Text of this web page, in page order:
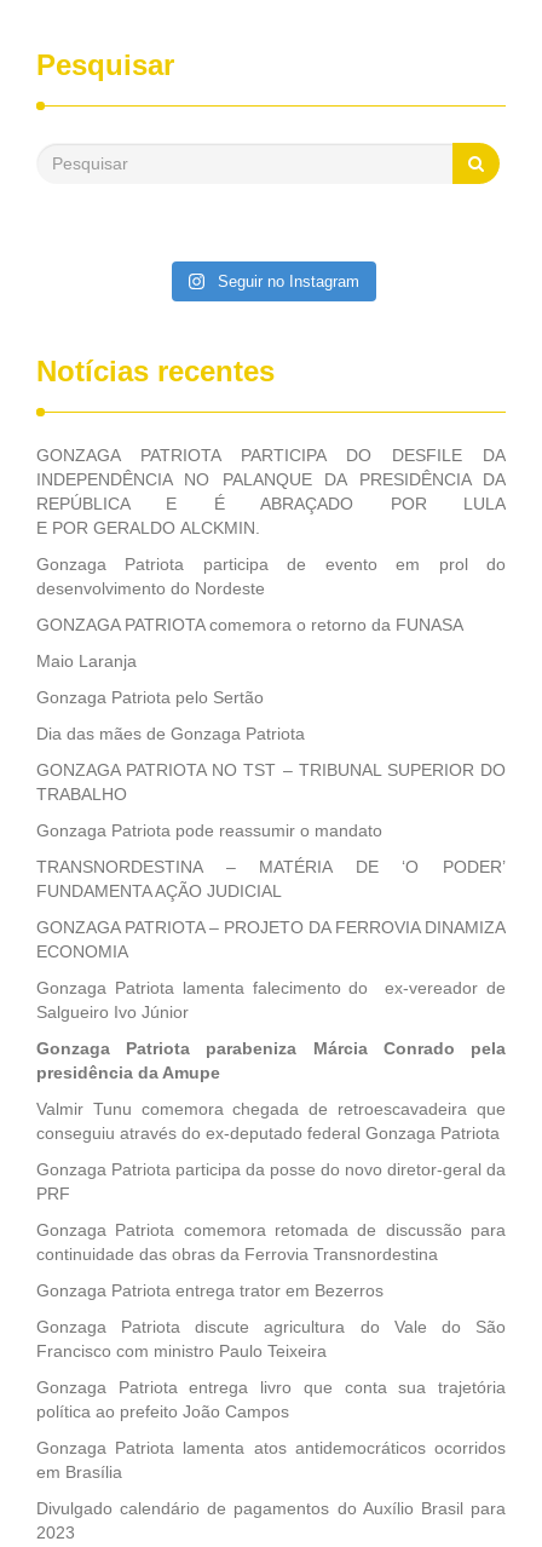
desenvolvimento dos seus municípios e, somente o ano
passado, essa Fundação distribuiu mais de três bilhões de
reais, com suas maravilhosas ações, dentre alas, mais de
saneamento básico, em pequenas comunidades rurais.
Patriota disse ainda que, mesmo sem mandato,
Pesquisar
Seguir no Instagram
Notícias recentes
GONZAGA PATRIOTA PARTICIPA DO DESFILE DA
INDEPENDÊNCIA NO PALANQUE DA PRESIDÊNCIA DA
REPÚBLICA E É ABRAÇADO POR LULA
E POR GERALDO ALCKMIN.
Gonzaga Patriota participa de evento em prol do
desenvolvimento do Nordeste
GONZAGA PATRIOTA comemora o retorno da FUNASA
Maio Laranja
Gonzaga Patriota pelo Sertão
Dia das mães de Gonzaga Patriota
GONZAGA PATRIOTA NO TST – TRIBUNAL SUPERIOR DO
TRABALHO
Gonzaga Patriota pode reassumir o mandato
TRANSNORDESTINA – MATÉRIA DE ‘O PODER’
FUNDAMENTA AÇÃO JUDICIAL
GONZAGA PATRIOTA – PROJETO DA FERROVIA DINAMIZA
ECONOMIA
Gonzaga Patriota lamenta falecimento do ex-vereador de
Salgueiro Ivo Júnior
Gonzaga Patriota parabeniza Márcia Conrado pela
presidência da Amupe
Valmir Tunu comemora chegada de retroescavadeira que
conseguiu através do ex-deputado federal Gonzaga Patriota
Gonzaga Patriota participa da posse do novo diretor-geral da
PRF
Gonzaga Patriota comemora retomada de discussão para
continuidade das obras da Ferrovia Transnordestina
Gonzaga Patriota entrega trator em Bezerros
Gonzaga Patriota discute agricultura do Vale do São
Francisco com ministro Paulo Teixeira
Gonzaga Patriota entrega livro que conta sua trajetória
política ao prefeito João Campos
Gonzaga Patriota lamenta atos antidemocráticos ocorridos
em Brasília
Divulgado calendário de pagamentos do Auxílio Brasil para
2023